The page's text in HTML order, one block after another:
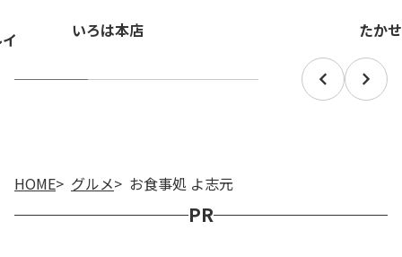
HOME グルメ お食事処 よ志元
いろは本店 たか
PR